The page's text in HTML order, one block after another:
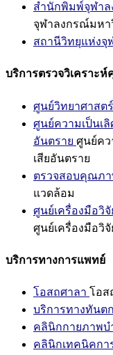
สำนักพิมพ์จุฬา
จุฬาลงกรณ์มหา
สถานีวิทยุแห่งจุ
บริการตรวจวิเคราะ
ศูนย์วิทยาศาสต
ศูนย์ความเป็นเ
อันตราย ศูนย์คว
เสียอันตราย
ตรวจสอบคุณภ
แวดล้อม
ศูนย์เครื่องมือวิ
ศูนย์เครื่องมือวิ
บริการทางการแพทย์
โอสถศาลา โอส
บริการทางทันต
คลินิกกายภาพบ
คลินิกเทคนิคกา